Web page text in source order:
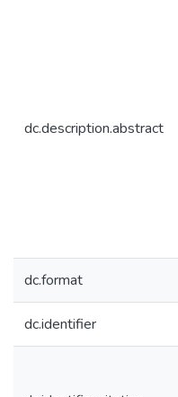
dc.description.abstract
dc.format
dc.identifier